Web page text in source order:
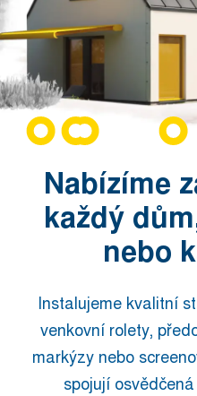
Nabízíme
každý
nebo
Instalujeme kvalitní
venkovní rolety,
markýzy nebo
spojují